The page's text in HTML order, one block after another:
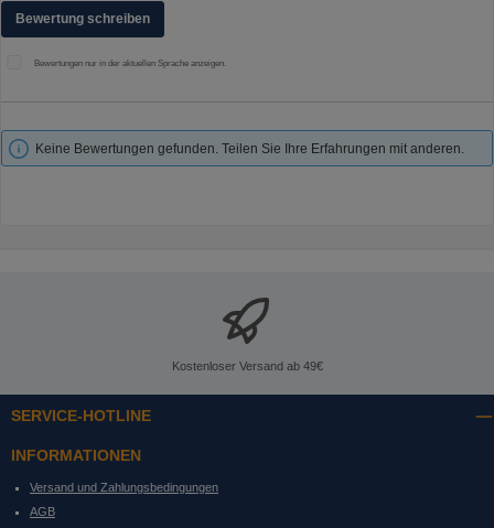
Bewertung schreiben
Bewertungen nur in der aktuellen Sprache anzeigen.
Keine Bewertungen gefunden. Teilen Sie Ihre Erfahrungen mit anderen.
Kostenloser Versand ab 49€
SERVICE-HOTLINE
INFORMATIONEN
Versand und Zahlungsbedingungen
AGB